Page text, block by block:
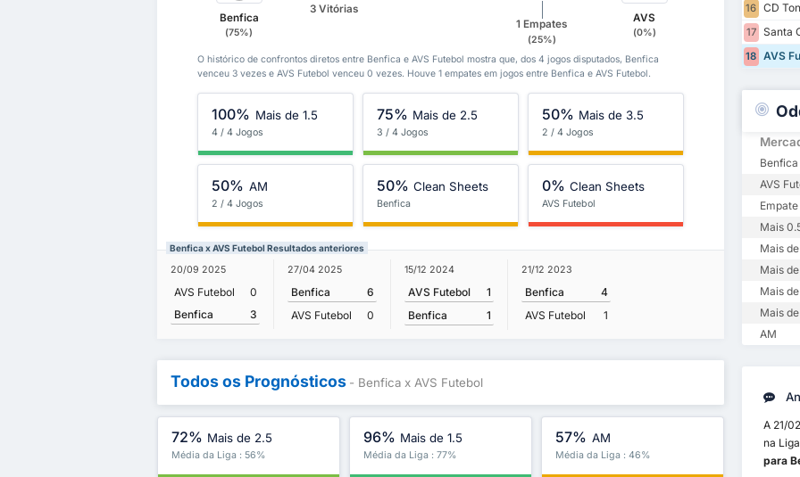
Benfica
(75%)
3 Vitórias
1 Empates
(25%)
AVS
(0%)
O histórico de confrontos diretos entre Benfica e AVS Futebol mostra que, dos 4 jogos disputados, Benfica
venceu 3 vezes e AVS Futebol venceu 0 vezes. Houve 1 empates em jogos entre Benfica e AVS Futebol.
100% Mais de 1.5
4 / 4 Jogos
75% Mais de 2.5
3 / 4 Jogos
50% Mais de 3.5
2 / 4 Jogos
50% AM
2 / 4 Jogos
50% Clean Sheets
Benfica
0% Clean Sheets
AVS Futebol
Benfica x AVS Futebol Resultados anteriores
20/09 2025
AVS Futebol
0
Benfica
3
27/04 2025
Benfica
6
AVS Futebol
0
15/12 2024
AVS Futebol
1
Benfica
1
21/12 2023
Benfica
4
AVS Futebol
1
Todos os Prognósticos - Benfica x AVS Futebol
72% Mais de 2.5
Média da Liga : 56%
96% Mais de 1.5
Média da Liga : 77%
57% AM
Média da Liga : 46%
16 CD
17 Santa
18 AVS
AVS
Empate
Mais
Mais de
Mais
Mais
Mais
AM
A 21/
na
para